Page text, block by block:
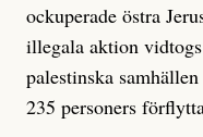
ockuperade östra
illegala aktion
palestinska
235 personers